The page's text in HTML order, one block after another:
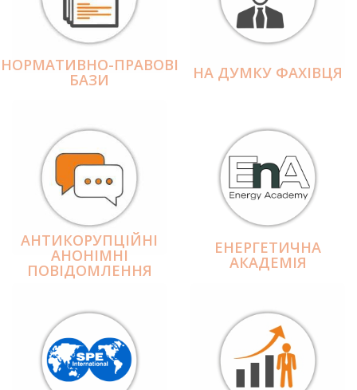
НОРМАТИВНО-ПРАВОВІ
БАЗИ НА ДУМКУ ФАХІВЦЯ
АНТИКОРУПЦІЙНІ
АНОНІМНІ
ПОВІДОМЛЕННЯ
ЕНЕРГЕТИЧНА
АКАДЕМІЯ